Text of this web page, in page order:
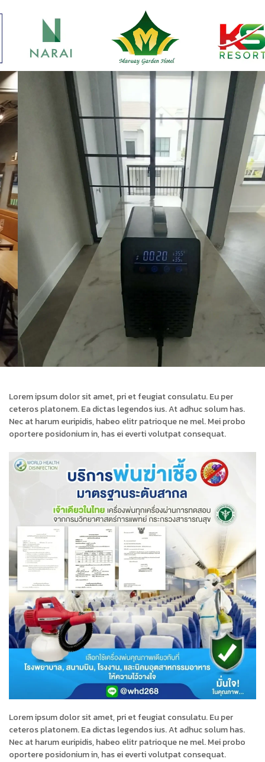
Lorem ipsum dolor sit amet, pri et feugiat consulatu. Eu per
ceteros platonem. Ea dictas legendos ius. At adhuc solum has.
Nec at harum euripidis, habeo elitr patrioque ne mel. Mei probo
oportere posidonium in, has ei everti volutpat consequat.
Lorem ipsum dolor sit amet, pri et feugiat consulatu. Eu per
ceteros platonem. Ea dictas legendos ius. At adhuc solum has.
Nec at harum euripidis, habeo elitr patrioque ne mel. Mei probo
oportere posidonium in, has ei everti volutpat consequat.